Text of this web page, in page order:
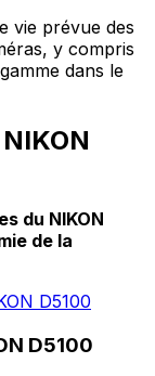
vie prévue des
y compris
dans le
du NIKON
de la
D5100
D5100